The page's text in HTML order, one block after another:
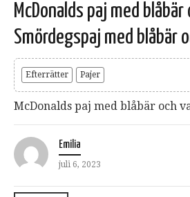
McDonalds paj med
Smördegspaj med blåbär
Efterrätter Pajer
McDonalds paj med blåbär och
Emilia
juli 6, 2023